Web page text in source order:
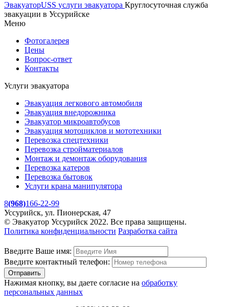
ЭвакуаторUSS услуги эвакуатора Круглосуточная служба
эвакуации в Уссурийске
Меню
Фотогалерея
Цены
Вопрос-ответ
Контакты
Услуги эвакуатора
Эвакуация легкового автомобиля
Эвакуация внедорожника
Эвакуатор микроавтобусов
Эвакуация мотоциклов и мототехники
Перевозка спецтехники
Перевозка стройматериалов
Монтаж и демонтаж оборудования
Перевозка катеров
Перевозка бытовок
Услуги крана манипулятора
8(968)166-22-99
Уссурийск, ул. Пионерская, 47
© Эвакуатор Уссурийск 2022. Все права защищены.
Политика конфиденциальности Разработка сайта
Введите Ваше имя:
Введите контактный телефон:
Отправить
Нажимая кнопку, вы даете согласие на обработку
персональных данных